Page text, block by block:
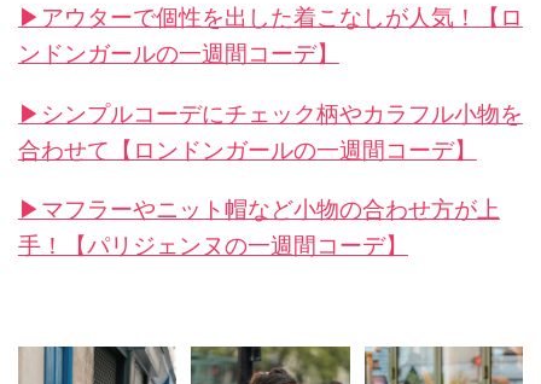
▶︎アウターで個性を出した着こなしが人気！【ロ
ンドンガールの一週間コーデ】
▶︎シンプルコーデにチェック柄やカラフル小物を
合わせて【ロンドンガールの一週間コーデ】
▶︎マフラーやニット帽など小物の合わせ方が上
手！【パリジェンヌの一週間コーデ】